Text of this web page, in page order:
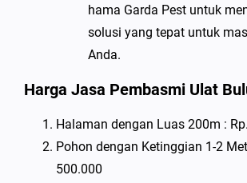
hama Garda Pest untuk
solusi yang tepat untuk
Anda.
Harga Jasa Pembasmi Ulat
Halaman dengan Luas 200m :
Pohon dengan Ketinggian 1-2
500.000